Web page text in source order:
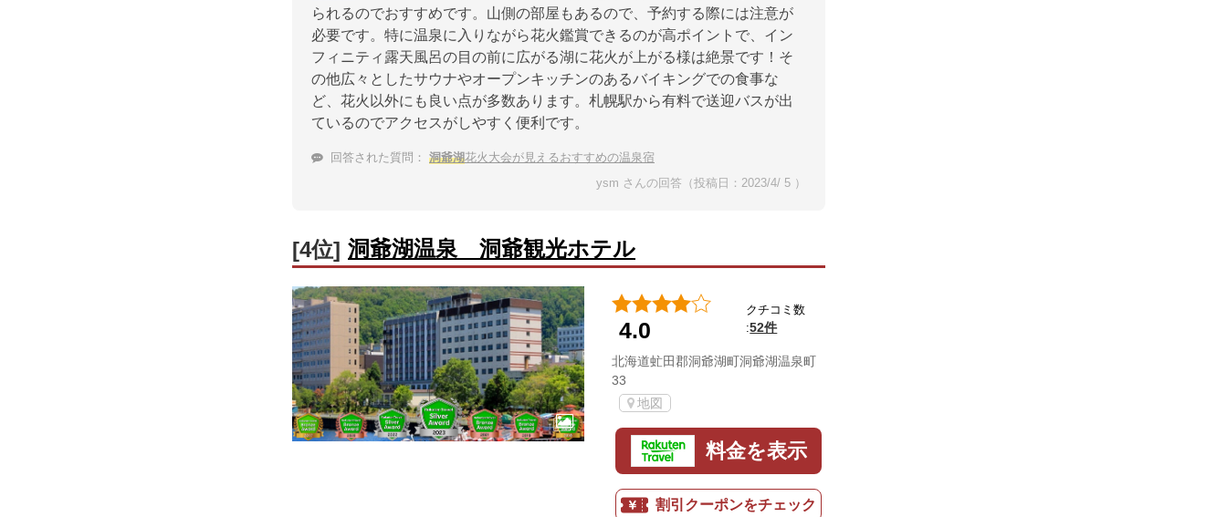
られるのでおすすめです。山側の部屋もあるので、予約する際には注意が
必要です。特に温泉に入りながら花火鑑賞できるのが高ポイントで、イン
フィニティ露天風呂の目の前に広がる湖に花火が上がる様は絶景です！そ
の他広々としたサウナやオープンキッチンのあるバイキングでの食事な
ど、花火以外にも良い点が多数あります。札幌駅から有料で送迎バスが出
ているのでアクセスがしやすく便利です。
回答された質問： 洞爺湖花火大会が見えるおすすめの温泉宿
ysm さんの回答（投稿日：2023/4/ 5 ）
[4位] 洞爺湖温泉 洞爺観光ホテル
4.0
クチコミ数
:52件
北海道虻田郡洞爺湖町洞爺湖温泉町
33
地図
料金を表示
割引クーポンをチェック